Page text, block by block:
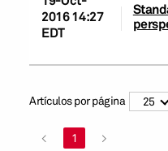
2016 14:27
EDT
Artículos por página 25
< 1 >